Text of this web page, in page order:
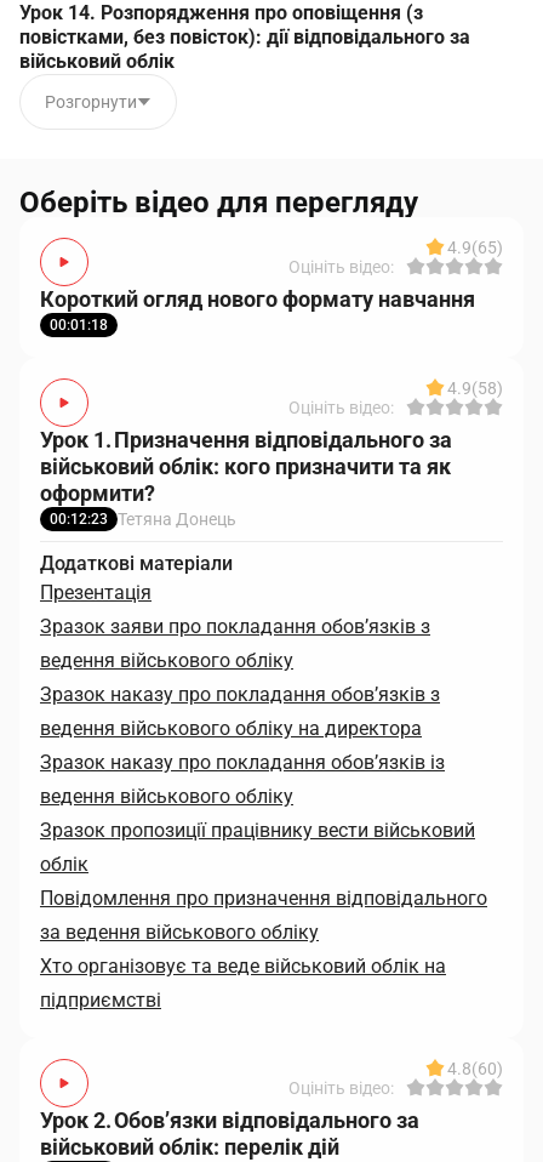
Урок 14. Розпорядження про оповіщення (з
повістками, без повісток): дії відповідального за
військовий облік
Розгорнути
Оберіть відео для перегляду
4.9(65)
Оцініть відео:
Короткий огляд нового формату навчання
00:01:18
4.9(58)
Оцініть відео:
Урок 1. Призначення відповідального за
військовий облік: кого призначити та як
оформити?
00:12:23 Тетяна Донець
Додаткові матеріали
Презентація
Зразок заяви про покладання обов’язків з
ведення військового обліку
Зразок наказу про покладання обов’язків з
ведення військового обліку на директора
Зразок наказу про покладання обов’язків із
ведення військового обліку
Зразок пропозиції працівнику вести військовий
облік
Повідомлення про призначення відповідального
за ведення військового обліку
Хто організовує та веде військовий облік на
підприємстві
4.8(60)
Оцініть відео:
Урок 2. Обов’язки відповідального за
військовий облік: перелік дій